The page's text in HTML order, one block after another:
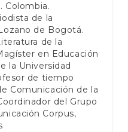
Colombia.
de la
de Bogotá.
de la
en Educación
la Universidad
de tiempo
Comunicación de la
del Grupo
Corpus,